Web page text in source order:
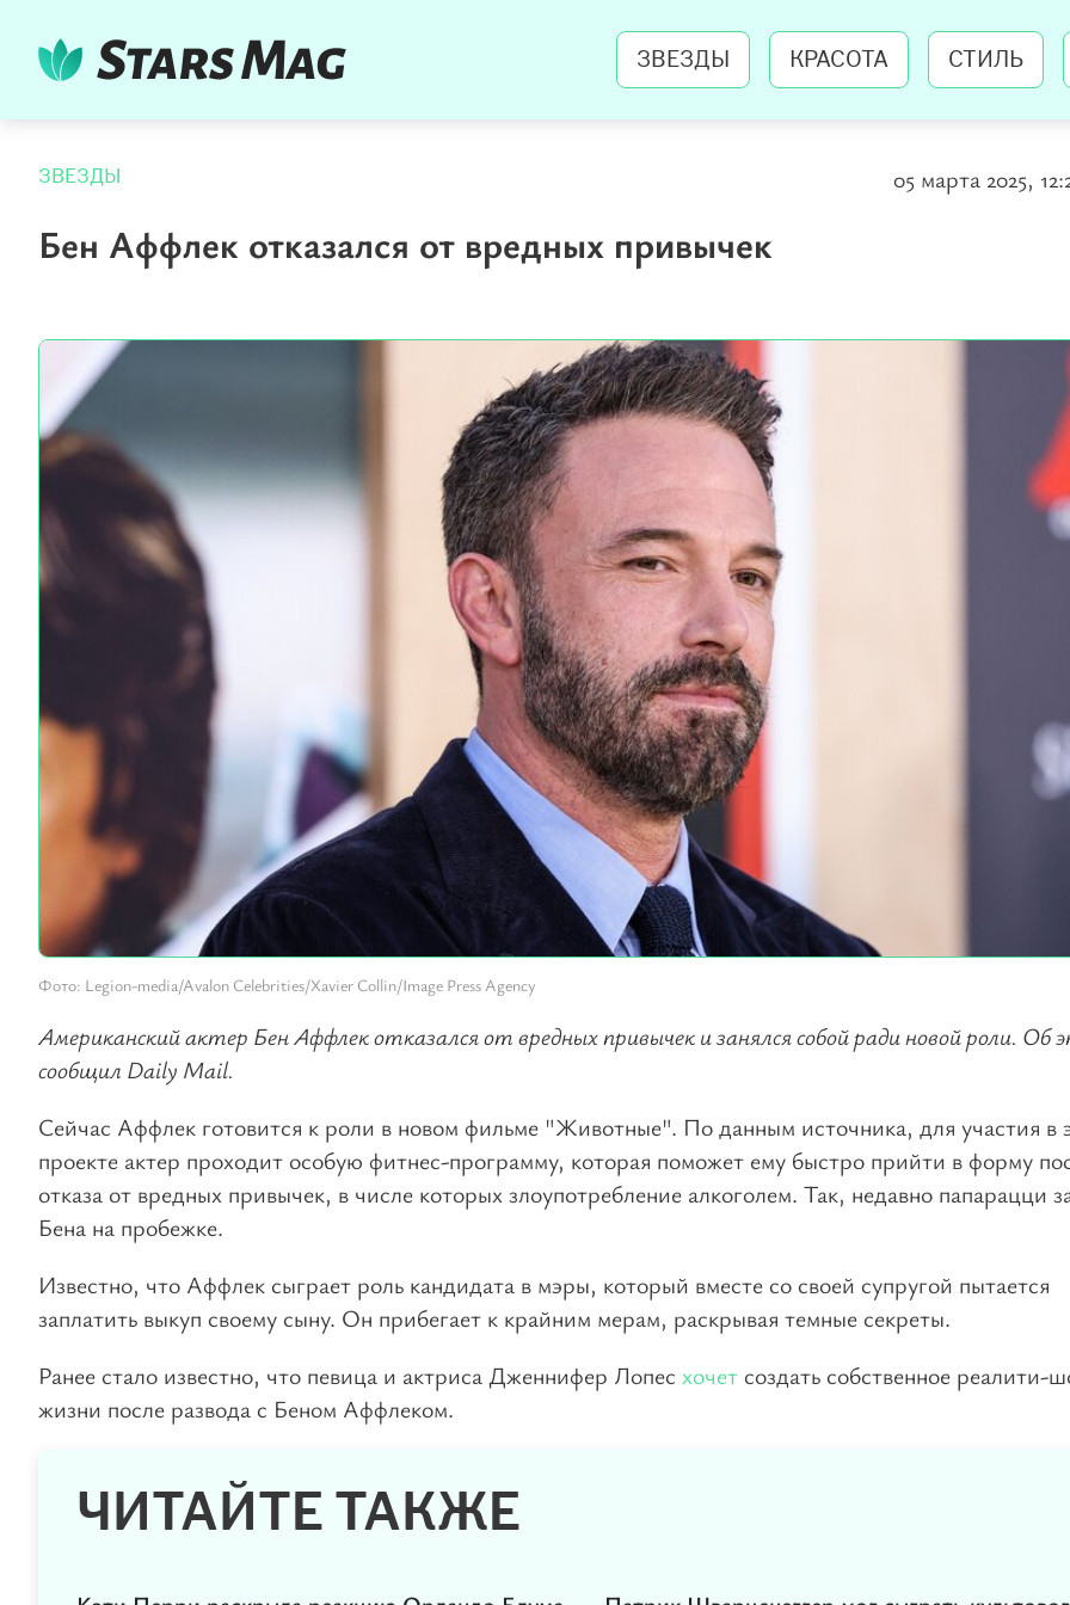
ЗВЕЗДЫ КРАСОТА СТИЛЬ
ЗВЕЗДЫ 05 марта 2025,
Бен Аффлек отказался от вредных привычек
Фото: Legion-media/Avalon Celebrities/Xavier Collin/Image Press Agency
Американский актер Бен Аффлек отказался от вредных привычек и занялся собой ради новой роли. Об
сообщил Daily Mail.
Сейчас Аффлек готовится к роли в новом фильме "Животные". По данным источника, для участия в
проекте актер проходит особую фитнес-программу, которая поможет ему быстро прийти в форму
отказа от вредных привычек, в числе которых злоупотребление алкоголем. Так, недавно папарацци
Бена на пробежке.
Известно, что Аффлек сыграет роль кандидата в мэры, который вместе со своей супругой пытается
заплатить выкуп своему сыну. Он прибегает к крайним мерам, раскрывая темные секреты.
Ранее стало известно, что певица и актриса Дженнифер Лопес хочет создать собственное реалити-
жизни после развода с Беном Аффлеком.
ЧИТАЙТЕ ТАКЖЕ